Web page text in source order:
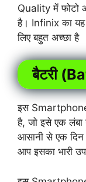
Quality में
है। Infinix का
लिए बहुत अच्छा है
बैटरी
इस
है, जो इसे एक लंबा
आसानी से एक
आप इसका भारी